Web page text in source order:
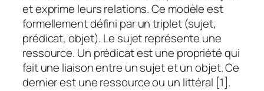
et exprime leurs relations. Ce modèle est
formellement défini par un triplet (sujet,
prédicat, objet). Le sujet représente une
ressource. Un prédicat est une propriété qui
fait une liaison entre un sujet et un objet. Ce
dernier est une ressource ou un littéral [1].